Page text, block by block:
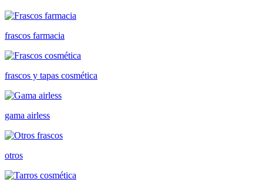
frascos farmacia
frascos y tapas cosmética
gama airless
otros